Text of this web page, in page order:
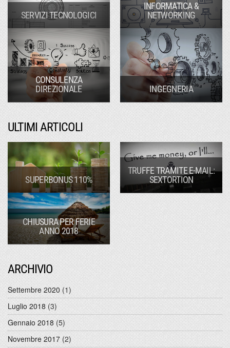
SERVIZI TECNOLOGICI
INFORMATICA &
NETWORKING
CONSULENZA
DIREZIONALE
INGEGNERIA
ULTIMI ARTICOLI
SUPERBONUS 110%
TRUFFE TRAMITE E-MAIL:
SEXTORTION
CHIUSURA PER FERIE
ANNO 2018
ARCHIVIO
Settembre 2020 (1)
Luglio 2018 (3)
Gennaio 2018 (5)
Novembre 2017 (2)